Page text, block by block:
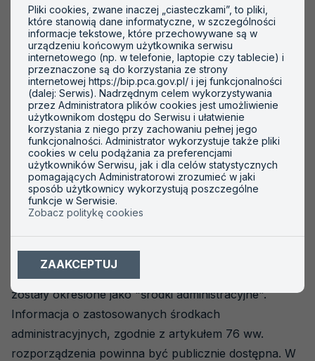
Województwo
-- wybierz --
SZUKAJ
Środki administracyjne
Na podstawie artykułu 54. rozporządzenia
wykonawczego Komisji (UE) nr 2018/2067 z dnia
19.12.2018 r., krajowa jednostka akredytująca może
zawiesić, cofnąć lub ograniczyć akredytację jednostki
weryfikującej i walidującej, jeśli nie spełnia ona
zostały określone jako "środki administracyjne".
Informacja o zastosowanych środkach
administracyjnych, zgodnie z artykułem 76 ww.
rozporządzenia powinna być publicznie dostępna. W
Pliki cookies, zwane inaczej „ciasteczkami”, to pliki,
które stanowią dane informatyczne, w szczególności
informacje tekstowe, które przechowywane są w
urządzeniu końcowym użytkownika serwisu
internetowego (np. w telefonie, laptopie czy tablecie) i
przeznaczone są do korzystania ze strony
internetowej https://bip.pca.gov.pl/ i jej funkcjonalności
(dalej: Serwis). Nadrzędnym celem wykorzystywania
przez Administratora plików cookies jest umożliwienie
użytkownikom dostępu do Serwisu i ułatwienie
korzystania z niego przy zachowaniu pełnej jego
funkcjonalności. Administrator wykorzystuje także pliki
cookies w celu podążania za preferencjami
użytkowników Serwisu, jak i dla celów statystycznych
pomagających Administratorowi zrozumieć w jaki
sposób użytkownicy wykorzystują poszczególne
funkcje w Serwisie.
Zobacz politykę cookies
ZAAKCEPTUJ